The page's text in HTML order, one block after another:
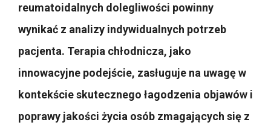
reumatoidalnych dolegliwości powinny
wynikać z analizy indywidualnych potrzeb
pacjenta. Terapia chłodnicza, jako
innowacyjne podejście, zasługuje na uwagę w
kontekście skutecznego łagodzenia objawów i
poprawy jakości życia osób zmagających się z